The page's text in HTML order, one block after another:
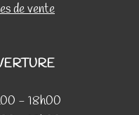
de vente
- 18h00